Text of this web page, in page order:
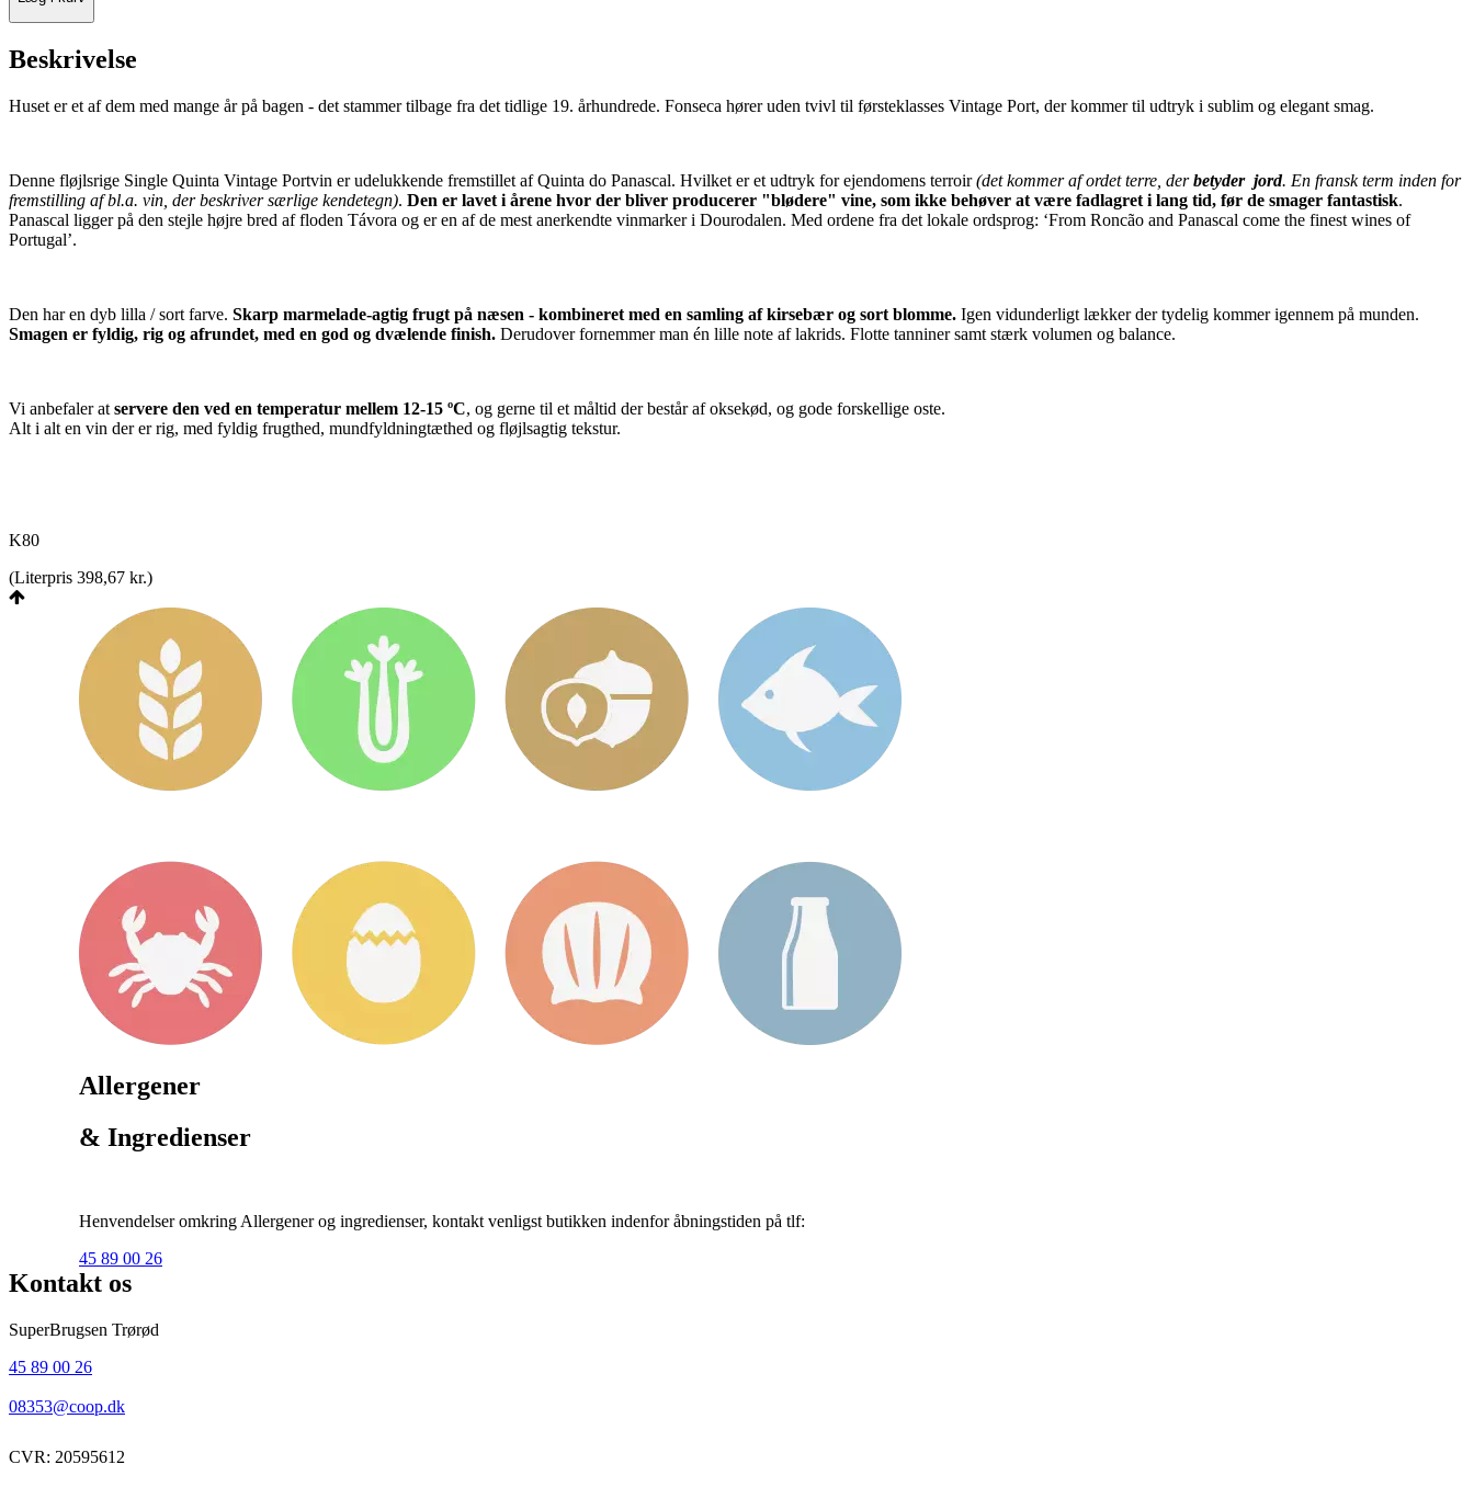
Beskrivelse
Huset er et af dem med mange år på bagen - det stammer tilbage fra det tidlige 19. århundrede. Fonseca hører uden tvivl til førsteklasses Vintage Port, der kommer til udtryk i sublim og elegant smag.
Denne fløjlsrige Single Quinta Vintage Portvin er udelukkende fremstillet af Quinta do Panascal. Hvilket er et udtryk for ejendomens terroir(det kommer af ordet terre, derbetyder jord. En fransk term inden for
fremstilling af bl.a. vin, der beskriver særlige kendetegn). Den er lavet i årene hvor der bliver producerer "blødere" vine, som ikke behøver at være fadlagret i lang tid, før de smager fantastisk.
Panascal ligger på den stejle højre bred af floden Távora og er en af de mest anerkendte vinmarker i Dourodalen. Med ordene fra det lokale ordsprog: ‘From Roncão and Panascal come the finest wines of
Portugal’.
Den har en dyb lilla / sort farve. Skarp marmelade-agtig frugt på næsen - kombineret med en samling af kirsebær og sort blomme. Igen vidunderligt lækker der tydelig kommer igennem på munden.
Smagen er fyldig, rig og afrundet, med en god og dvælende finish. Derudover fornemmer man én lille note af lakrids. Flotte tanniner samt stærk volumen og balance.
Vi anbefaler at servere den ved en temperatur mellem 12-15 ºC, og gerne til et måltid der består af oksekød, og gode forskellige oste.
Alt i alt en vin der er rig, med fyldig frugthed, mundfyldningtæthed og fløjlsagtig tekstur.
K80
(Literpris 398,67 kr.)
Allergener
& Ingredienser
Henvendelser omkring Allergener og ingredienser, kontakt venligst butikken indenfor åbningstiden på tlf:
45 89 00 26
Kontakt os
SuperBrugsen Trørød
45 89 00 26
08353@coop.dk
CVR: 20595612